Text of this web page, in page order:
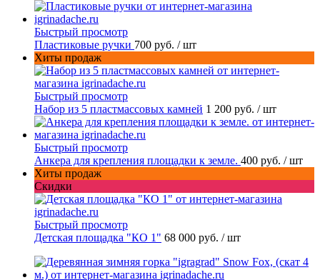
Быстрый просмотр
Пластиковые ручки 700 руб. / шт
Хиты продаж
Быстрый просмотр
Набор из 5 пластмассовых камней 1 200 руб. / шт
Быстрый просмотр
Анкера для крепления площадки к земле. 400 руб. / шт
Хиты продаж
Скидки
Быстрый просмотр
Детская площадка "КО 1" 68 000 руб. / шт